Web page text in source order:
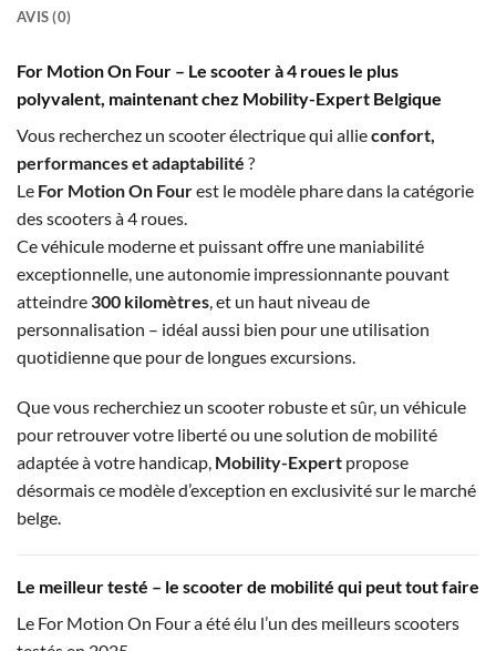
AVIS (0)
For Motion On Four – Le scooter à 4 roues le plus
polyvalent, maintenant chez Mobility-Expert Belgique
Vous recherchez un scooter électrique qui allieconfort,
performances et adaptabilité ?
Le For Motion On Fourest le modèle phare dans la catégorie
des scooters à 4 roues.
Ce véhicule moderne et puissant offre une maniabilité
exceptionnelle, une autonomie impressionnante pouvant
atteindre 300 kilomètres , et un haut niveau de
personnalisation – idéal aussi bien pour une utilisation
quotidienne que pour de longues excursions.
Que vous recherchiez un scooter robuste et sûr, un véhicule
pour retrouver votre liberté ou une solution de mobilité
adaptée à votre handicap, Mobility-Expert propose
désormais ce modèle d’exception en exclusivité sur le marché
belge.
Le meilleur testé – le scooter de mobilité qui peut tout faire
Le For Motion On Four a été élu l’un des meilleurs scooters